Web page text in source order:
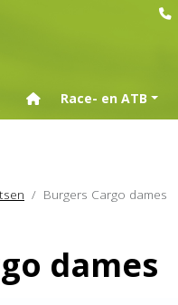
HomeRace- en ATB
Burgers Cargo dames
dames